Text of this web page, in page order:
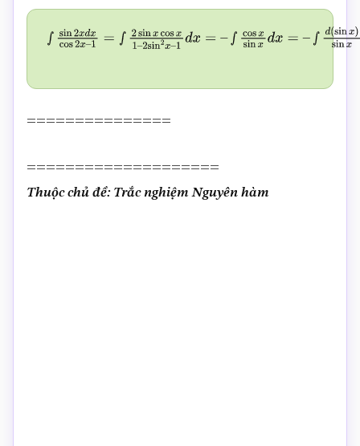
∫sin2xdx cos 2x –1=∫2sin xcos x1 2sin2x–1d x= cos xsin
===============
====================
Thuộc chủ đề: Trắc nghiệm Nguyên hàm